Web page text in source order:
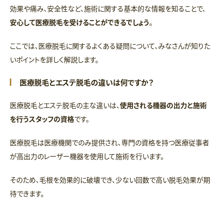
効果や痛み、安全性など、施術に関する基本的な情報を知ることで、
安心して医療脱毛を受けることができるでしょう。
ここでは、医療脱毛に関するよくある疑問について、みなさんが知りた
いポイントを詳しく解説します。
医療脱毛とエステ脱毛の違いは何ですか？
医療脱毛とエステ脱毛の主な違いは、使用される機器の出力と施術
を行うスタッフの資格です。
医療脱毛は医療機関でのみ提供され、専門の資格を持つ医療従事者
が高出力のレーザー機器を使用して施術を行います。
そのため、毛根を効果的に破壊でき、少ない回数で高い脱毛効果が期
待できます。